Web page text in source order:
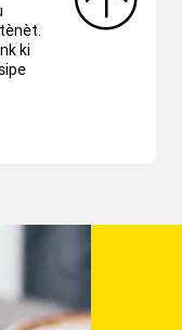
ki